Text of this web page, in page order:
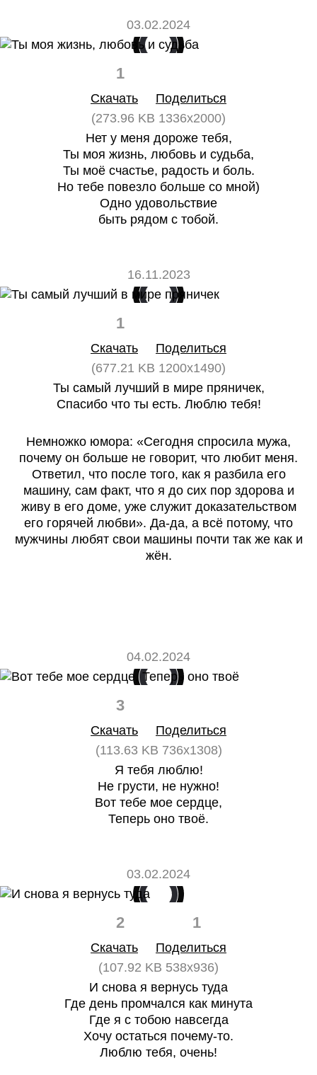
03.02.2024
1
Скачать
Поделиться
(273.96 KB 1336x2000)
Нет у меня дороже тебя,
Ты моя жизнь, любовь и судьба,
Ты моё счастье, радость и боль.
Но тебе повезло больше со мной)
Одно удовольствие
быть рядом с тобой.
16.11.2023
1
Скачать
Поделиться
(677.21 KB 1200x1490)
Ты самый лучший в мире пряничек,
Спасибо что ты есть. Люблю тебя!
Немножко юмора: «Сегодня спросила мужа,
почему он больше не говорит, что любит меня.
Ответил, что после того, как я разбила его
машину, сам факт, что я до сих пор здорова и
живу в его доме, уже служит доказательством
его горячей любви». Да-да, а всё потому, что
мужчины любят свои машины почти так же как и
жён.
04.02.2024
3
Скачать
Поделиться
(113.63 KB 736x1308)
Я тебя люблю!
Не грусти, не нужно!
Вот тебе мое сердце,
Теперь оно твоё.
03.02.2024
2 1
Скачать
Поделиться
(107.92 KB 538x936)
И снова я вернусь туда
Где день промчался как минута
Где я с тобою навсегда
Хочу остаться почему-то.
Люблю тебя, очень!